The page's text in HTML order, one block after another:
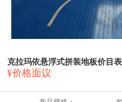
克拉玛依悬浮式拼装地板价目表
¥价格面议